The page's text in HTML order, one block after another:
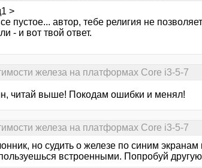
>
пустое... автор, тебе религия не
- и вот твой ответ.
железа на платформах Core i3-5-7
читай выше! Покодам ошибки и менял!
железа на платформах Core i3-5-7
но судить о железе по синим
встроенными. Попробуй другую